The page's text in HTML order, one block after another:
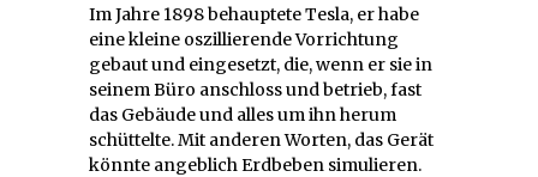
Im Jahre 1898 behauptete Tesla, er habe
eine kleine oszillierende Vorrichtung
gebaut und eingesetzt, die, wenn er sie in
seinem Büro anschloss und betrieb, fast
das Gebäude und alles um ihn herum
schüttelte. Mit anderen Worten, das Gerät
könnte angeblich Erdbeben simulieren.